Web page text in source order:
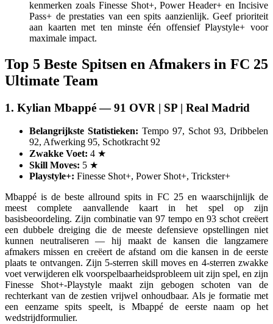
kenmerken zoals Finesse Shot+, Power Header+ en Incisive
Pass+ de prestaties van een spits aanzienlijk. Geef prioriteit
aan kaarten met ten minste één offensief Playstyle+ voor
maximale impact.
Top 5 Beste Spitsen en Afmakers in FC 25
Ultimate Team
1. Kylian Mbappé — 91 OVR | SP | Real Madrid
Belangrijkste Statistieken: Tempo 97, Schot 93, Dribbelen
92, Afwerking 95, Schotkracht 92
Zwakke Voet: 4 ★
Skill Moves: 5 ★
Playstyle+: Finesse Shot+, Power Shot+, Trickster+
Mbappé is de beste allround spits in FC 25 en waarschijnlijk de
meest complete aanvallende kaart in het spel op zijn
basisbeoordeling. Zijn combinatie van 97 tempo en 93 schot creëert
een dubbele dreiging die de meeste defensieve opstellingen niet
kunnen neutraliseren — hij maakt de kansen die langzamere
afmakers missen en creëert de afstand om die kansen in de eerste
plaats te ontvangen. Zijn 5-sterren skill moves en 4-sterren zwakke
voet verwijderen elk voorspelbaarheidsprobleem uit zijn spel, en zijn
Finesse Shot+-Playstyle maakt zijn gebogen schoten van de
rechterkant van de zestien vrijwel onhoudbaar. Als je formatie met
een eenzame spits speelt, is Mbappé de eerste naam op het
wedstrijdformulier.